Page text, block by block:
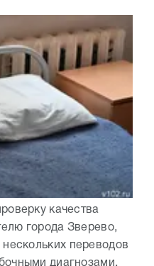
качества
города Зверево,
переводов
диагнозами.